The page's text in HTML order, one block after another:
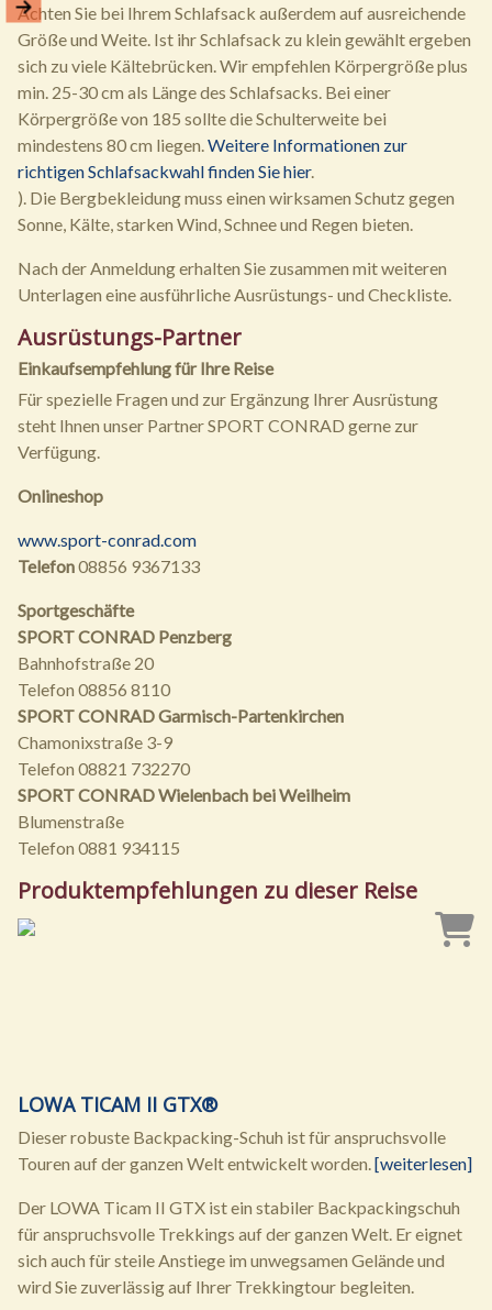
Achten Sie bei Ihrem Schlafsack außerdem auf ausreichende
Größe und Weite. Ist ihr Schlafsack zu klein gewählt ergeben
sich zu viele Kältebrücken. Wir empfehlen Körpergröße plus
min. 25-30 cm als Länge des Schlafsacks. Bei einer
Körpergröße von 185 sollte die Schulterweite bei
mindestens 80 cm liegen.Weitere Informationen zur
richtigen Schlafsackwahl finden Sie hier.
). Die Bergbekleidung muss einen wirksamen Schutz gegen
Sonne, Kälte, starken Wind, Schnee und Regen bieten.
Nach der Anmeldung erhalten Sie zusammen mit weiteren
Unterlagen eine ausführliche Ausrüstungs- und Checkliste.
Ausrüstungs-Partner
Einkaufsempfehlung für Ihre Reise
Für spezielle Fragen und zur Ergänzung Ihrer Ausrüstung
steht Ihnen unser Partner SPORT CONRAD gerne zur
Verfügung.
Onlineshop
www.sport-conrad.com
Telefon08856 9367133
Sportgeschäfte
SPORT CONRAD Penzberg
Bahnhofstraße 20
Telefon 08856 8110
SPORT CONRAD Garmisch-Partenkirchen
Chamonixstraße 3-9
Telefon 08821 732270
SPORT CONRAD Wielenbach bei Weilheim
Blumenstraße
Telefon 0881 934115
Produktempfehlungen zu dieser Reise
LOWA TICAM II GTX®
Dieser robuste Backpacking-Schuh ist für anspruchsvolle
Touren auf der ganzen Welt entwickelt worden.[weiterlesen]
Der LOWA Ticam II GTX ist ein stabiler Backpackingschuh
für anspruchsvolle Trekkings auf der ganzen Welt. Er eignet
sich auch für steile Anstiege im unwegsamen Gelände und
wird Sie zuverlässig auf Ihrer Trekkingtour begleiten.